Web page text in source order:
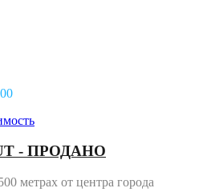
- ПРОДАНО
метрах от центра города